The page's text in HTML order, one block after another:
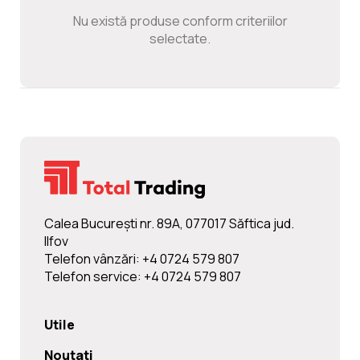
NoutatiNu există produse conform criteriilor
selectate.
Calea Bucureşti nr. 89A, 077017 Săftica jud.
Ilfov
Telefon vânzări: +4 0724 579 807
Telefon service: +4 0724 579 807
Utile
Noutati